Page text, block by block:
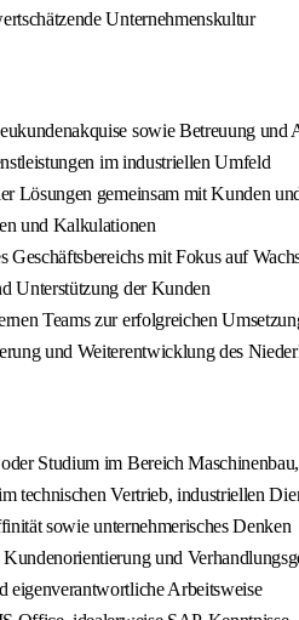
Unternehmenskultur
sowie Betreuung und
im industriellen Umfeld
Lösungen gemeinsam mit Kunden
und Kalkulationen
Geschäftsbereichs mit Fokus auf
Unterstützung der Kunden
Teams zur erfolgreichen
und Weiterentwicklung des
Studium im Bereich
technischen Vertrieb, industriellen
sowie unternehmerisches Denken
und
eigenverantwortliche Arbeitsweise